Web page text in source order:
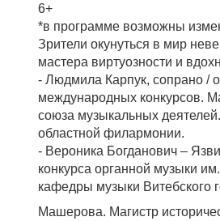
6+
*в программе возможны
Зрители окунуться в мир
мастера виртуозности и
- Людмила Карпук, сопрано /
международных конкурсов.
союза музыкальных
областной филармонии.
- Вероника Богданович –
конкурса органной музыки
кафедры музыки Витебского
Машерова. Магистр